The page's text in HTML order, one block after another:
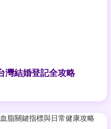
灣結婚登記全攻略